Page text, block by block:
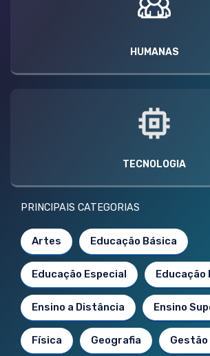
HUMANAS
TECNOLOGIA
PRINCIPAIS CATEGORIAS
Artes Educação Básica
Educação Especial Educação
Ensino a Distância Ensino
Física Geografia Gestão